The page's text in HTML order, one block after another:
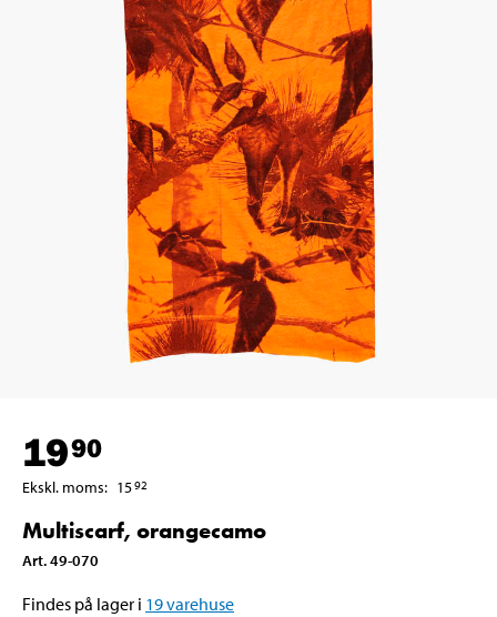
1990
Ekskl. moms: 1592
Multiscarf, orangecamo
Art.49-070
Findes på lager i 19varehuse